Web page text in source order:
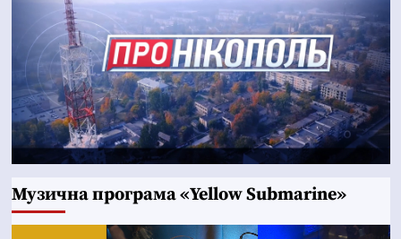
Музична програма «Yellow Submarine»